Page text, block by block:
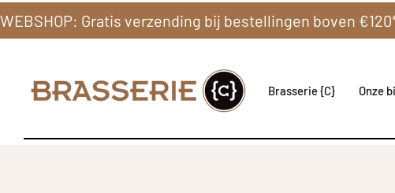
Brasserie {C} Onze